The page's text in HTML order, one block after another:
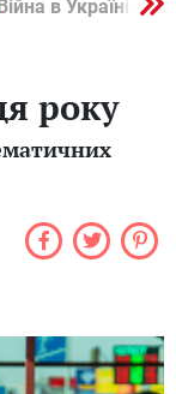
в Україні 2022
року